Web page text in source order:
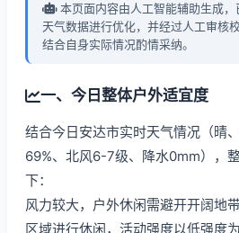
本页面内容由人工智能辅助生成，
天气数据进行优化，并经过人工审核
结合自身实际情况酌情采纳。
一、今日整体户外适宜度
结合今日安达市实时天气情况（晴
69%、北风6-7级、降水0mm），
下：
风力较大，户外休闲需避开开阔地
区域进行休闲，活动强度以低强度